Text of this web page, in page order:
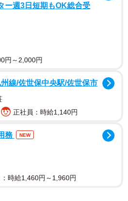
んが体調を崩して保育園を休んだ
起きちゃったら面倒見ます」と
さんは「そうじゃない、そこじ
。
ー週3日短期もOK総合受
円～2,000円
線/佐世保中央駅/佐世保市
正社員：時給1,140円
務 NEW
時給1,460円～1,960円